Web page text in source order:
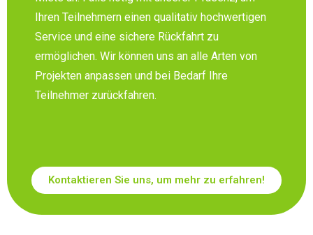
Ihren Teilnehmern einen qualitativ hochwertigen
Service und eine sichere Rückfahrt zu
ermöglichen. Wir können uns an alle Arten von
Projekten anpassen und bei Bedarf Ihre
Teilnehmer zurückfahren.
Kontaktieren Sie uns, um mehr zu erfahren!